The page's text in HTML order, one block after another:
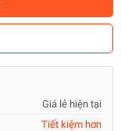
Giá lẻ hiện tại
Tiết kiệm hơn